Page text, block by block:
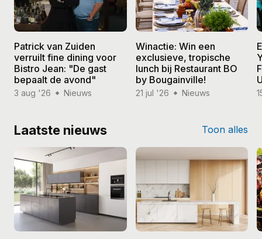
Patrick van Zuiden
verruilt fine dining voor
Bistro Jean: "De gast
bepaalt de avond"
3 aug '26 Nieuws
Winactie: Win een
exclusieve, tropische
lunch bij Restaurant BO
by Bougainville!
21 jul '26 Nieuws
Laatste nieuws Toon alles